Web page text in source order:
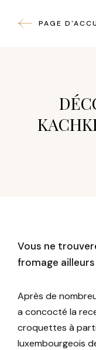
PAGE
Vous ne
fromage
Après de
a concocté la
croquettes à
luxembourgeois